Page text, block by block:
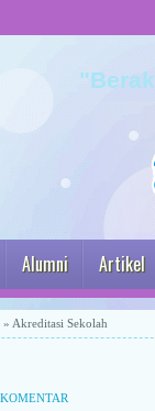
Alumni Artikel
» Akreditasi Sekolah